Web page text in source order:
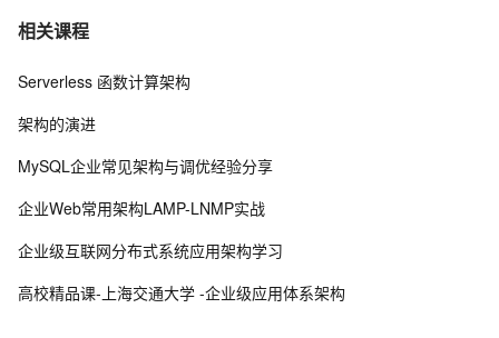
7 基于 Serverless 架构的 CI/CD 框架：Serverless-cd
8 交易所开发核心架构拆解与流程图
10Redis哨兵集群工作原理及架构部署（八）
相关课程
Serverless 函数计算架构
架构的演进
MySQL企业常见架构与调优经验分享
企业Web常用架构LAMP-LNMP实战
企业级互联网分布式系统应用架构学习
高校精品课-上海交通大学 -企业级应用体系架构